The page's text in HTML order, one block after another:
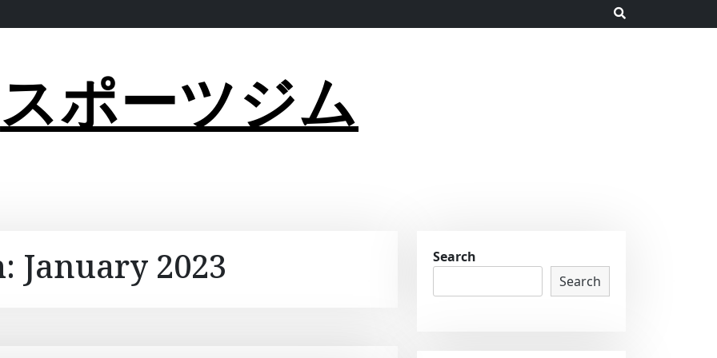
スポーツジム
January 2023
Search
Search